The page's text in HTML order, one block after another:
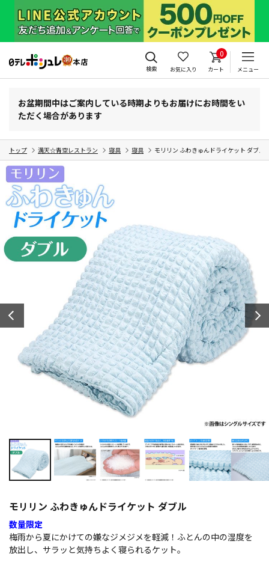
検索 お気に入り
0
カート メニュー
お盆期間中はご案内している時期よりもお届けにお時間をい
ただく場合があります
トップ 満天☆青空レストラン 寝具 寝具 モリリン ふわきゅんドライケット ダブル
モリリン ふわきゅんドライケット ダブル
数量限定
梅雨から夏にかけての嫌なジメジメを軽減！ふとんの中の湿度を
放出し、サラッと気持ちよく寝られるケット。